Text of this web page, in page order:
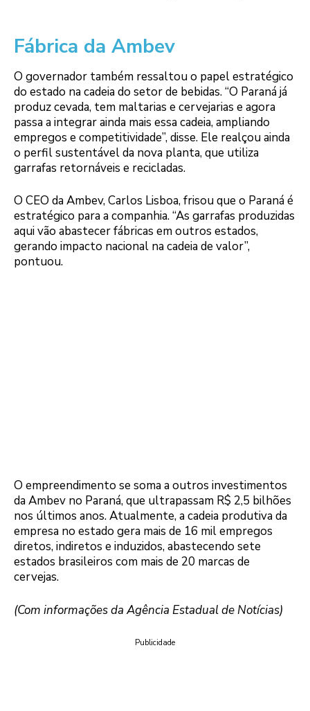
Fábrica da Ambev
O governador também ressaltou o papel estratégico
do estado na cadeia do setor de bebidas. “O Paraná já
produz cevada, tem maltarias e cervejarias e agora
passa a integrar ainda mais essa cadeia, ampliando
empregos e competitividade”, disse. Ele realçou ainda
o perfil sustentável da nova planta, que utiliza
garrafas retornáveis e recicladas.
O CEO da Ambev, Carlos Lisboa, frisou que o Paraná é
estratégico para a companhia. “As garrafas produzidas
aqui vão abastecer fábricas em outros estados,
gerando impacto nacional na cadeia de valor”,
pontuou.
O empreendimento se soma a outros investimentos
da Ambev no Paraná, que ultrapassam R$ 2,5 bilhões
nos últimos anos. Atualmente, a cadeia produtiva da
empresa no estado gera mais de 16 mil empregos
diretos, indiretos e induzidos, abastecendo sete
estados brasileiros com mais de 20 marcas de
cervejas.
(Com informações da Agência Estadual de Notícias)
Publicidade